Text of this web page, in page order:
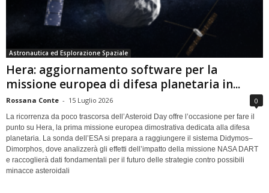
Astronautica ed Esplorazione Spaziale
Hera: aggiornamento software per la
missione europea di difesa planetaria in...
Rossana Conte - 15 Luglio 2026 0
La ricorrenza da poco trascorsa dell’Asteroid Day offre l’occasione per fare il
punto su Hera, la prima missione europea dimostrativa dedicata alla difesa
planetaria. La sonda dell’ESA si prepara a raggiungere il sistema Didymos–
Dimorphos, dove analizzerà gli effetti dell’impatto della missione NASA DART
e raccoglierà dati fondamentali per il futuro delle strategie contro possibili
minacce asteroidali